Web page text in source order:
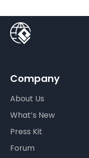
Company
About Us
What’s New
Press Kit
Forum